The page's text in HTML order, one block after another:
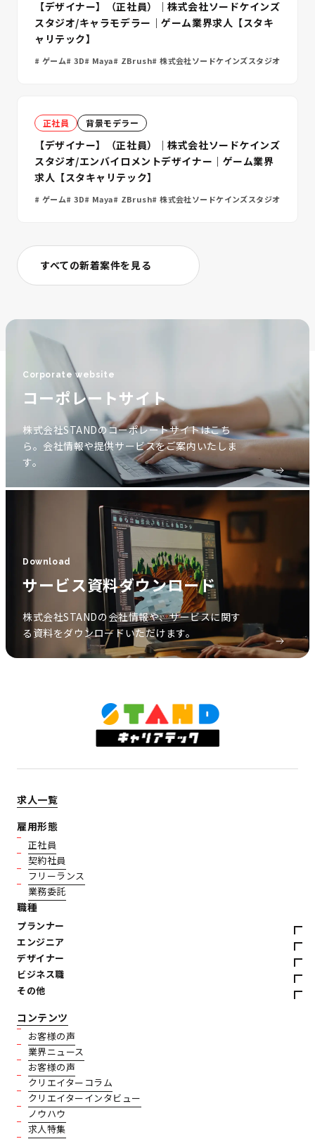
【デザイナー】（正社員）｜株式会社ソードケインズ
スタジオ/キャラモデラー｜ゲーム業界求人【スタキ
ャリテック】
ゲーム 3D Maya ZBrush 株式会社ソードケインズスタジオ
正社員 背景モデラー
【デザイナー】（正社員）｜株式会社ソードケインズ
スタジオ/エンバイロメントデザイナー｜ゲーム業界
求人【スタキャリテック】
ゲーム 3D Maya ZBrush 株式会社ソードケインズスタジオ
すべての新着案件を見る
Corporate website
コーポレートサイト
株式会社STANDのコーポレートサイトはこち
ら。会社情報や提供サービスをご案内いたしま
す。
Download
サービス資料ダウンロード
株式会社STANDの会社情報や、サービスに関す
る資料をダウンロードいただけます。
求人一覧
雇用形態
正社員
契約社員
フリーランス
業務委託
職種
プランナー
エンジニア
デザイナー
ビジネス職
その他
コンテンツ
お客様の声
業界ニュース
お客様の声
クリエイターコラム
クリエイターインタビュー
ノウハウ
求人特集